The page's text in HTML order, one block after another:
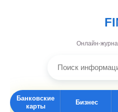
Онлайн-
Банковские
карты
Бизнес